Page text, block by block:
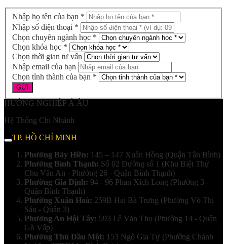
Nhập họ tên của bạn *
Nhập số điện thoại *
Chọn chuyên ngành học *
Chọn khóa học *
Chọn thời gian tư vấn
Nhập email của bạn
Chọn tỉnh thành của bạn *
HƯỚNG NGHIỆP Á ÂU
Hệ Thống Chi Nhánh
TP. HỒ CHÍ MINH
Phường Bảy Hiền: 145 – 147 Xuân Hồng (Quận Tân Bình)
Phường Bình Thạnh: Số 02 Đường số 1 (Khu Biệt Thự
Chu Văn An - Phường 26 - Quận Bình Thạnh)
Phường Gia Định: 94 - 96 Phan Xích Long (Phường 3 -
Quận Bình Thạnh)
Phường Xuân Hoà: 259B Hai Bà Trưng (Phường Võ Thị
Sáu - Quận 3)
Phường An Hội Tây: 593 Lê Văn Thọ (Phường 14 - Quận
Gò Vấp)
Phường Thủ Dầu Một: 153 Ngô Gia Tự (Phường Chánh